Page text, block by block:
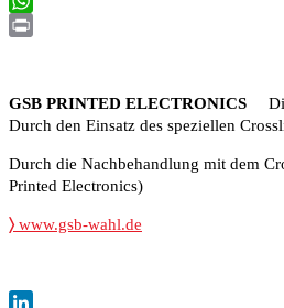
WhatsApp
GSB PRINTED ELECTRONICS Die
Durch den Einsatz des speziellen
Durch die Nachbehandlung mit dem
Printed Electronics)
〉 www.gsb-wahl.de